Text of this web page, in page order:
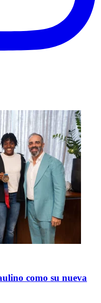
como su nueva